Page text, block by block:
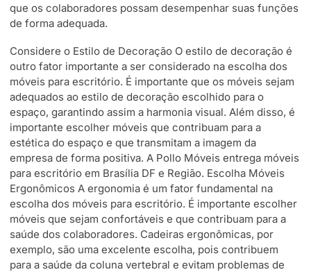
que os colaboradores possam desempenhar suas funções
de forma adequada.
Considere o Estilo de Decoração O estilo de decoração é
outro fator importante a ser considerado na escolha dos
móveis para escritório. É importante que os móveis sejam
adequados ao estilo de decoração escolhido para o
espaço, garantindo assim a harmonia visual. Além disso, é
importante escolher móveis que contribuam para a
estética do espaço e que transmitam a imagem da
empresa de forma positiva. A Pollo Móveis entrega móveis
para escritório em Brasília DF e Região. Escolha Móveis
Ergonômicos A ergonomia é um fator fundamental na
escolha dos móveis para escritório. É importante escolher
móveis que sejam confortáveis e que contribuam para a
saúde dos colaboradores. Cadeiras ergonômicas, por
exemplo, são uma excelente escolha, pois contribuem
para a saúde da coluna vertebral e evitam problemas de